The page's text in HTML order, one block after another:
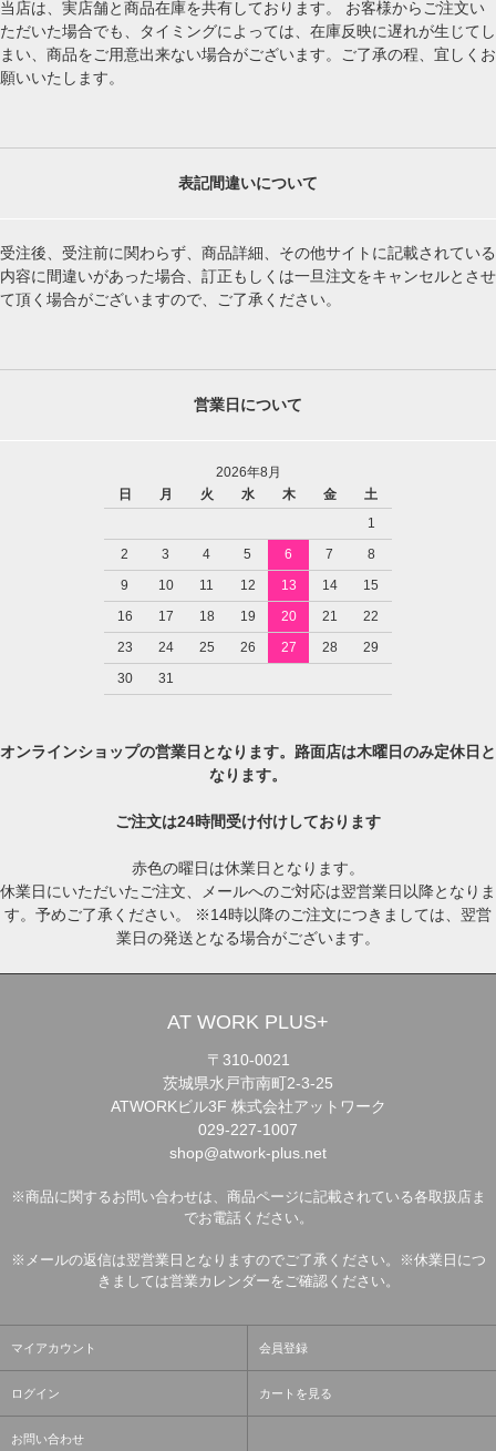
当店は、実店舗と商品在庫を共有しております。 お客様からご注文い
ただいた場合でも、タイミングによっては、在庫反映に遅れが生じてし
まい、商品をご用意出来ない場合がございます。ご了承の程、宜しくお
願いいたします。
表記間違いについて
受注後、受注前に関わらず、商品詳細、その他サイトに記載されている
内容に間違いがあった場合、訂正もしくは一旦注文をキャンセルとさせ
て頂く場合がございますので、ご了承ください。
営業日について
2026年8月
日
月 火 水 木 金
土
1
2
3 4 5 6 7
8
9
10 11 12 13 14
15
16
17 18 19 20 21
22
23
24 25 26 27 28
29
30
31
オンラインショップの営業日となります。路面店は木曜日のみ定休日と
なります。
ご注文は24時間受け付けしております
赤色の曜日は休業日となります。
休業日にいただいたご注文、メールへのご対応は翌営業日以降となりま
す。予めご了承ください。 ※14時以降のご注文につきましては、翌営
業日の発送となる場合がございます。
AT WORK PLUS+
〒310-0021
茨城県水戸市南町2-3-25
ATWORKビル3F 株式会社アットワーク
029-227-1007
shop@atwork-plus.net
※商品に関するお問い合わせは、商品ページに記載されている各取扱店ま
でお電話ください。
※メールの返信は翌営業日となりますのでご了承ください。※休業日につ
きましては営業カレンダーをご確認ください。
マイアカウント 会員登録
ログイン カートを見る
お問い合わせ